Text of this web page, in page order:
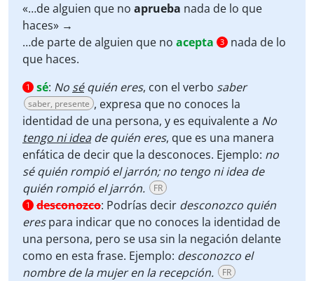
«…de alguien que no aprueba nada de lo que
haces» →
…de parte de alguien que no acepta 3
nada de lo
que haces.
1 sé: No séquién eres, con el verbo saber
saber, presente , expresa que no conoces la
identidad de una persona, y es equivalente a No
tengo ni ideade quién eres, que es una manera
enfática de decir que la desconoces. Ejemplo: no
sé quién rompió el jarrón; no tengo ni idea de
quién rompió el jarrón.
FR
1 desconozco: Podrías decir desconozco quién
erespara indicar que no conoces la identidad de
una persona, pero se usa sin la negación delante
como en esta frase. Ejemplo: desconozco el
nombre de la mujer en la recepción.
FR